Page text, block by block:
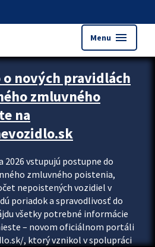
Menu menu
o nových pravidlách
zmluvného
na
2026 vstupujú postupne do
zmluvného poistenia,
nepoistených vozidiel v
poriadok a spravodlivosť do
všetky potrebné informácie
– novom oficiálnom portáli
, ktorý vznikol v spolupráci